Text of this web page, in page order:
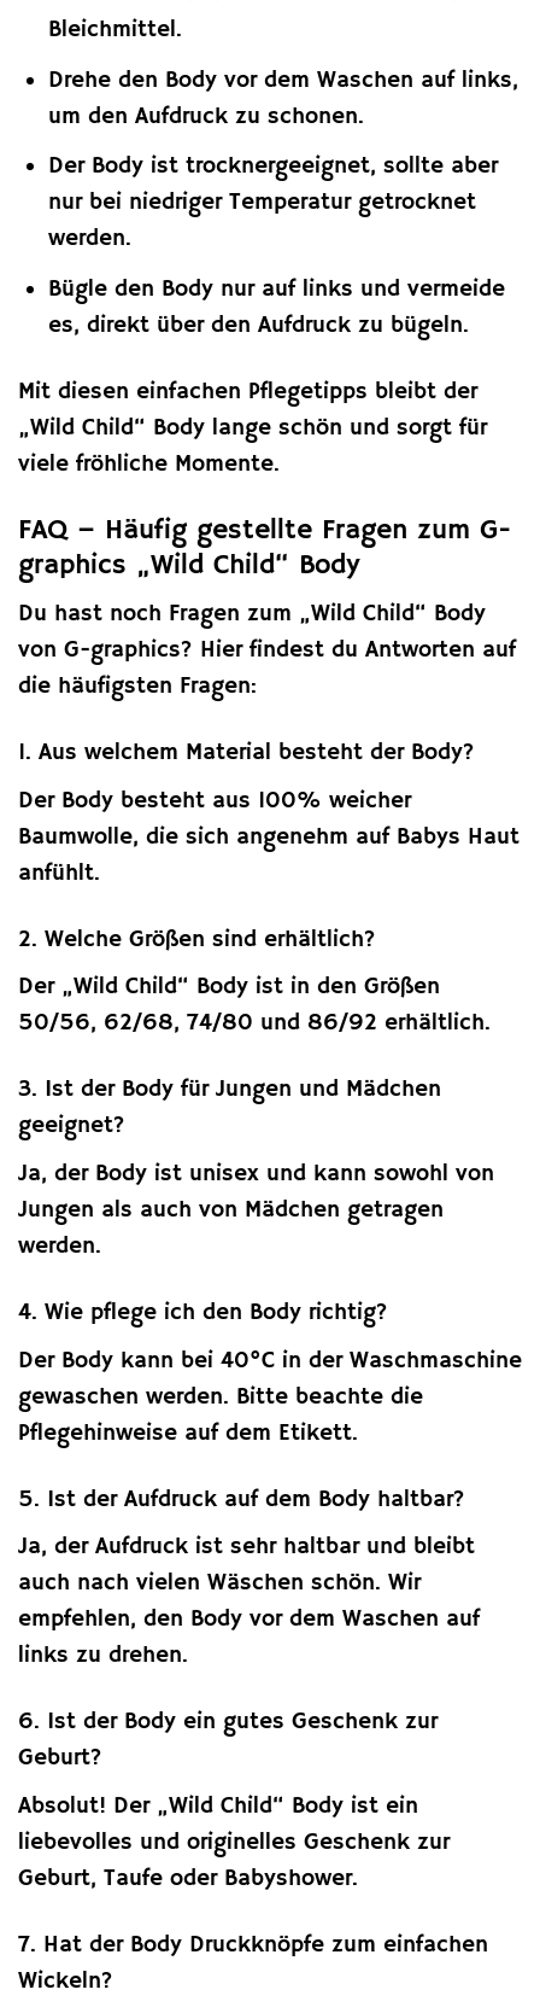
Bleichmittel.
Drehe den Body vor dem Waschen auf links,
um den Aufdruck zu schonen.
Der Body ist trocknergeeignet, sollte aber
nur bei niedriger Temperatur getrocknet
werden.
Bügle den Body nur auf links und vermeide
es, direkt über den Aufdruck zu bügeln.
Mit diesen einfachen Pflegetipps bleibt der
„Wild Child“ Body lange schön und sorgt für
viele fröhliche Momente.
FAQ – Häufig gestellte Fragen zum G-
graphics „Wild Child“ Body
Du hast noch Fragen zum „Wild Child“ Body
von G-graphics? Hier findest du Antworten auf
die häufigsten Fragen:
1. Aus welchem Material besteht der Body?
Der Body besteht aus 100% weicher
Baumwolle, die sich angenehm auf Babys Haut
anfühlt.
2. Welche Größen sind erhältlich?
Der „Wild Child“ Body ist in den Größen
50/56, 62/68, 74/80 und 86/92 erhältlich.
3. Ist der Body für Jungen und Mädchen
geeignet?
Ja, der Body ist unisex und kann sowohl von
Jungen als auch von Mädchen getragen
werden.
4. Wie pflege ich den Body richtig?
Der Body kann bei 40°C in der Waschmaschine
gewaschen werden. Bitte beachte die
Pflegehinweise auf dem Etikett.
5. Ist der Aufdruck auf dem Body haltbar?
Ja, der Aufdruck ist sehr haltbar und bleibt
auch nach vielen Wäschen schön. Wir
empfehlen, den Body vor dem Waschen auf
links zu drehen.
6. Ist der Body ein gutes Geschenk zur
Geburt?
Absolut! Der „Wild Child“ Body ist ein
liebevolles und originelles Geschenk zur
Geburt, Taufe oder Babyshower.
7. Hat der Body Druckknöpfe zum einfachen
Wickeln?